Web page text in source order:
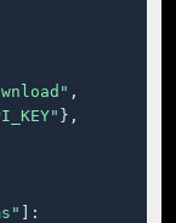
,
},
]: